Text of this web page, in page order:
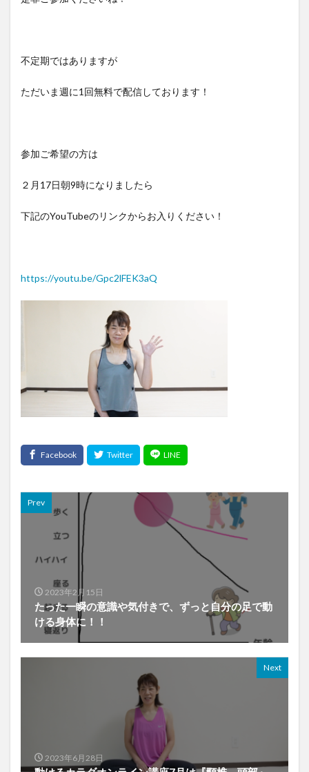
不定期ではありますが
ただいま週に1回無料で配信しております！
参加ご希望の方は
２月17日朝9時になりましたら
下記のYouTubeのリンクからお入りください！
https://youtu.be/Gpc2lFEK3aQ
Prev
2023年2月15日
たった一瞬の意識や気付きで、ずっと自分の足で動
ける身体に！！
Next
2023年6月28日